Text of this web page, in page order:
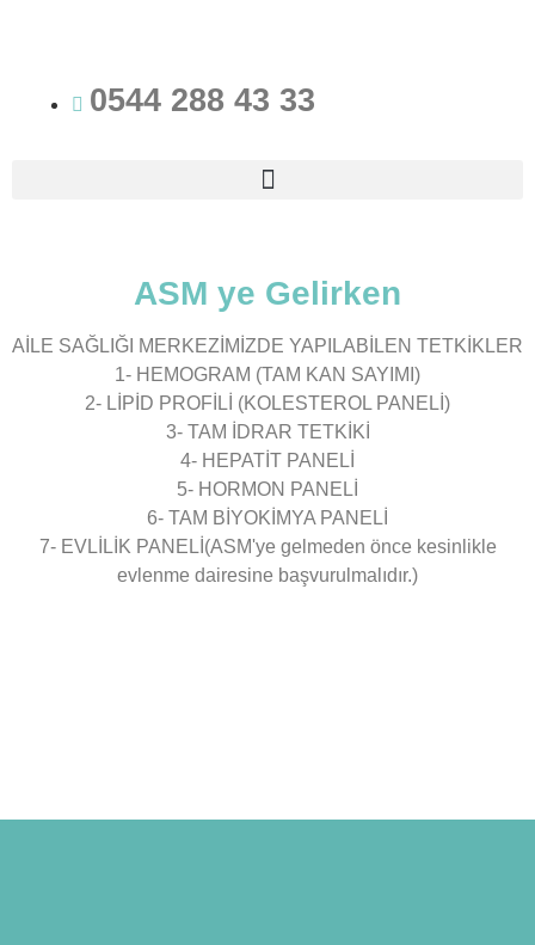
0544 288 43 33
ASM ye Gelirken
AİLE SAĞLIĞI MERKEZİMİZDE YAPILABİLEN TETKİKLER
1- HEMOGRAM (TAM KAN SAYIMI)
2- LİPİD PROFİLİ (KOLESTEROL PANELİ)
3- TAM İDRAR TETKİKİ
4- HEPATİT PANELİ
5- HORMON PANELİ
6- TAM BİYOKİMYA PANELİ
7- EVLİLİK PANELİ(ASM'ye gelmeden önce kesinlikle
evlenme dairesine başvurulmalıdır.)